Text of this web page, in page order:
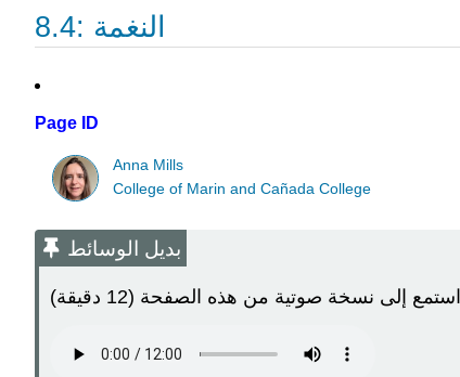
8.4: النغمة
Page ID
Anna Mills
College of Marin and Cañada College
بديل الوسائط